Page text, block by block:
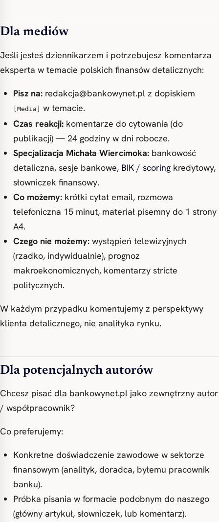
Dla mediów
Jeśli jesteś dziennikarzem i potrzebujesz komentarza
eksperta w temacie polskich finansów detalicznych:
Pisz na: redakcja@bankowynet.pl z dopiskiem
[Media]
w temacie.
Czas reakcji: komentarze do cytowania (do
publikacji) — 24 godziny w dni robocze.
Specjalizacja Michała Wiercimoka: bankowość
detaliczna, sesje bankowe, BIK / scoring kredytowy,
słowniczek finansowy.
Co możemy: krótki cytat email, rozmowa
telefoniczna 15 minut, materiał pisemny do 1 strony
A4.
Czego nie możemy: wystąpień telewizyjnych
(rzadko, indywidualnie), prognoz
makroekonomicznych, komentarzy stricte
politycznych.
W każdym przypadku komentujemy z perspektywy
klienta detalicznego, nie analityka rynku.
Dla potencjalnych autorów
Chcesz pisać dla bankowynet.pl jako zewnętrzny autor
/ współpracownik?
Co preferujemy:
Konkretne doświadczenie zawodowe w sektorze
finansowym (analityk, doradca, byłemu pracownik
banku).
Próbka pisania w formacie podobnym do naszego
(główny artykuł, słowniczek, lub komentarz).